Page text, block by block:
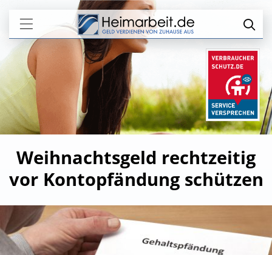
Weihnachtsgeld rechtzeitig
vor Kontopfändung schützen